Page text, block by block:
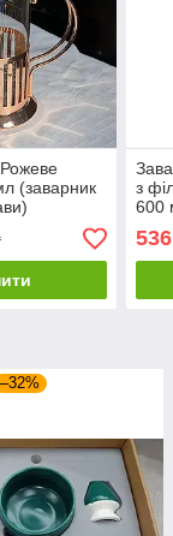
(заварник
з
600
)
536
–32%